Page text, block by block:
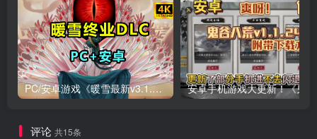
PC/安卓游戏《暖雪最新v3.1.0.1》终业DLC整合版！
评论 共15条